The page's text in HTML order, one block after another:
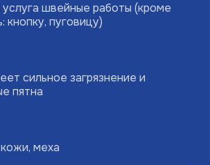
швейные работы (кроме
кнопку, пуговицу)
сильное загрязнение и
пятна
меха